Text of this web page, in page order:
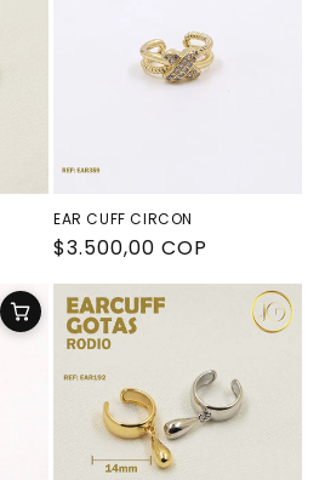
EAR CUFF CIRCON
Precio
habitual
$3.500,00 COP